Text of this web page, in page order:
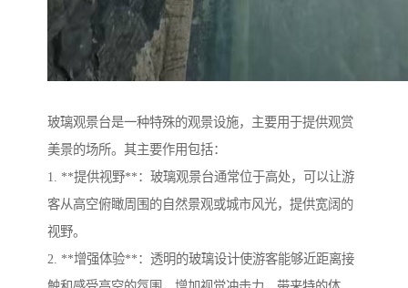
玻璃观景台是一种特殊的观景设施，主要用于提供观赏
美景的场所。其主要作用包括：
1. **提供视野**：玻璃观景台通常位于高处，可以让游
客从高空俯瞰周围的自然景观或城市风光，提供宽阔的
视野。
2. **增强体验**：透明的玻璃设计使游客能够近距离接